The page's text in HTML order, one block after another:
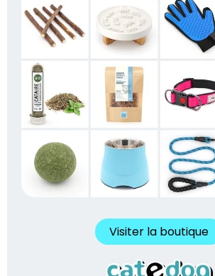
Visiter la boutique